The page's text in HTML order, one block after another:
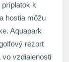
k
hostia môžu
Aquapark
rezort
vo vzdialenosti